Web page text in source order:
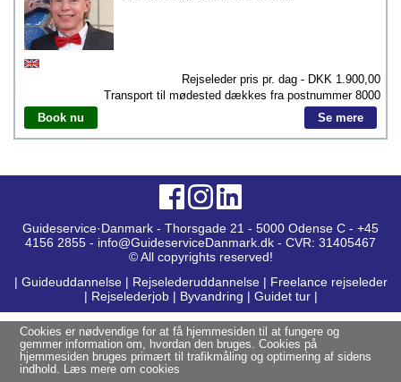
Rejseleder pris pr. dag - DKK 1.900,00
Transport til mødested dækkes fra postnummer 8000
Book nu
Se mere
Guideservice·Danmark - Thorsgade 21 - 5000 Odense C - +45
4156 2855 - info@GuideserviceDanmark.dk - CVR: 31405467
© All copyrights reserved!
| Guideuddannelse | Rejselederuddannelse | Freelance rejseleder
| Rejselederjob| Byvandring | Guidet tur|
Cookies er nødvendige for at få hjemmesiden til at fungere og
gemmer information om, hvordan den bruges. Cookies på
hjemmesiden bruges primært til trafikmåling og optimering af sidens
indhold. Læs mere om cookies